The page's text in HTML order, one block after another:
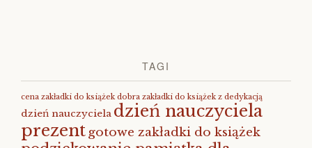
TAGI
cena zakładki do książek dobra zakładki do książek z dedykacją
dzień nauczyciela dzień nauczyciela
prezent gotowe zakładki do książek